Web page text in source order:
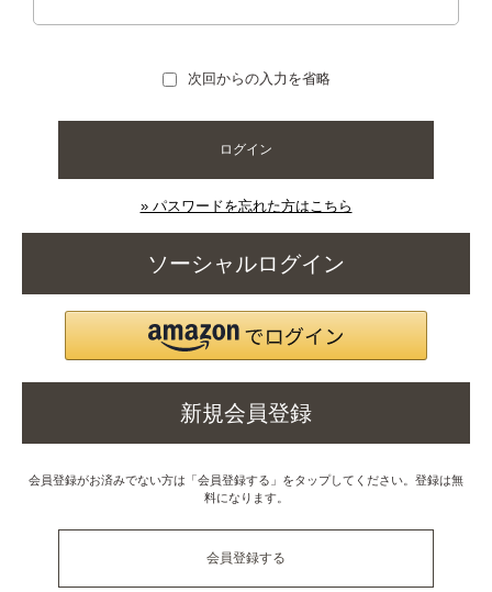
次回からの入力を省略
ログイン
» パスワードを忘れた方はこちら
ソーシャルログイン
新規会員登録
会員登録がお済みでない方は「会員登録する」をタップしてください。登録は無
料になります。
会員登録する